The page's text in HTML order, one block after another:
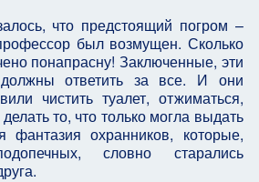
что предстоящий погром –
был возмущен. Сколько
понапрасну! Заключенные, эти
ответить за все. И они
чистить туалет, отжиматься,
то, что только могла выдать
фантазия охранников, которые,
словно старались